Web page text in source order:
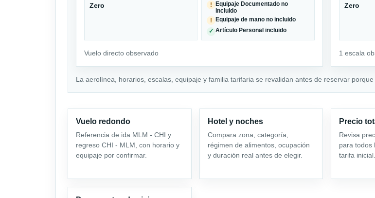
Zero
!
Equipaje Documentado no
incluido
!
Equipaje de mano no incluido
✓ Artículo Personal incluido
Vuelo directo observado
Zero
1 escala
La aerolínea, horarios, escalas, equipaje y familia tarifaria se revalidan antes de reservar
Vuelo redondo
Referencia de ida MLM - CHI y
regreso CHI - MLM, con horario y
equipaje por confirmar.
Hotel y noches
Compara zona, categoría,
régimen de alimentos, ocupación
y duración real antes de elegir.
Precio
Revisa
para todos
tarifa inicial.